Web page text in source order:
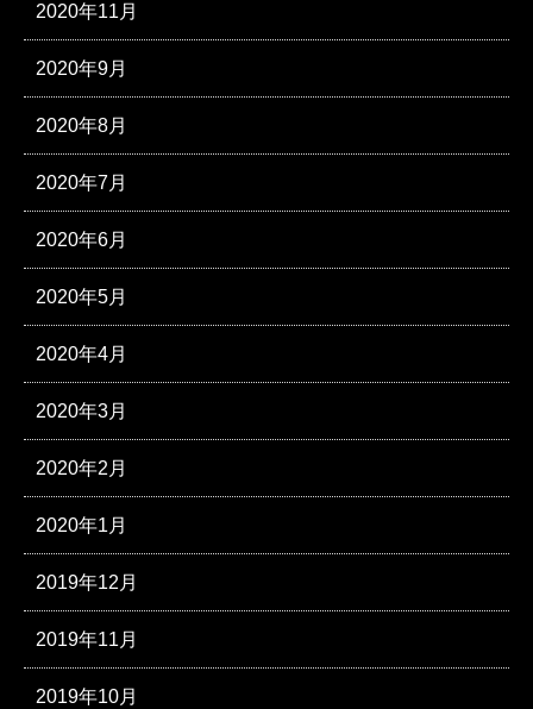
2020年11月
2020年9月
2020年8月
2020年7月
2020年6月
2020年5月
2020年4月
2020年3月
2020年2月
2020年1月
2019年12月
2019年11月
2019年10月